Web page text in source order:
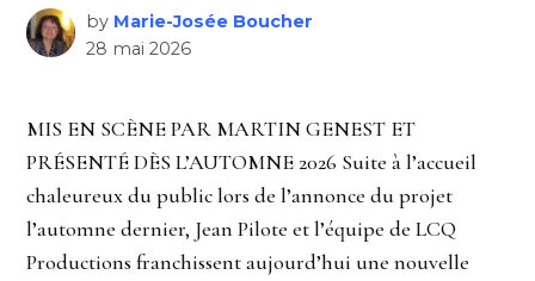
by Marie-Josée Boucher
28 mai 2026
MIS EN SCÈNE PAR MARTIN GENEST ET
PRÉSENTÉ DÈS L’AUTOMNE 2026 Suite à l’accueil
chaleureux du public lors de l’annonce du projet
l’automne dernier, Jean Pilote et l’équipe de LCQ
Productions franchissent aujourd’hui une nouvelle